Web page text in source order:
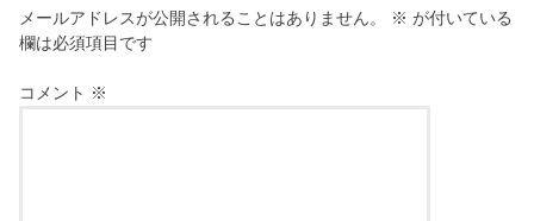
メールアドレスが公開されることはありません。 ※ が付いている
欄は必須項目です
コメント ※